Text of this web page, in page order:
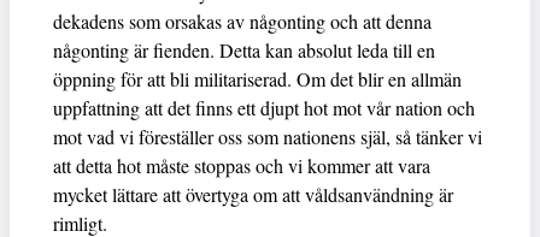
dekadens som orsakas av någonting och att denna
någonting är fienden. Detta kan absolut leda till en
öppning för att bli militariserad. Om det blir en allmän
uppfattning att det finns ett djupt hot mot vår nation och
mot vad vi föreställer oss som nationens själ, så tänker vi
att detta hot måste stoppas och vi kommer att vara
mycket lättare att övertyga om att våldsanvändning är
rimligt.